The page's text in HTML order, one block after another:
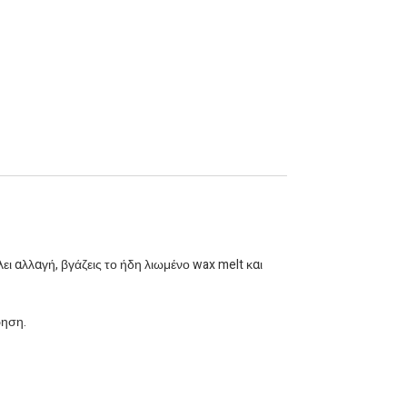
Φτιαγμένα από 100% φυτικό κερί
αλλαγή, βγάζεις το ήδη λιωμένο wax melt και